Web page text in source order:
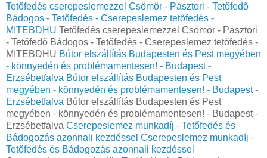
Tetőfedés cserepeslemezzel Csömör - Pásztori - Tetőfedő
Bádogos - Tetőfedés - Cserepeslemez tetőfedés -
MITEBDHU Tetőfedés cserepeslemezzel Csömör - Pásztori
- Tetőfedő Bádogos - Tetőfedés - Cserepeslemez tetőfedés -
MITEBDHU Bútor elszállítás Budapesten és Pest megyében
- könnyedén és problémamentesen! - Budapest -
Erzsébetfalva Bútor elszállítás Budapesten és Pest
megyében - könnyedén és problémamentesen! - Budapest -
Erzsébetfalva Bútor elszállítás Budapesten és Pest
megyében - könnyedén és problémamentesen! - Budapest -
Erzsébetfalva Cserepeslemez munkadíj - Tetőfedés és
Bádogozás azonnali kezdéssel Cserepeslemez munkadíj -
Tetőfedés és Bádogozás azonnali kezdéssel